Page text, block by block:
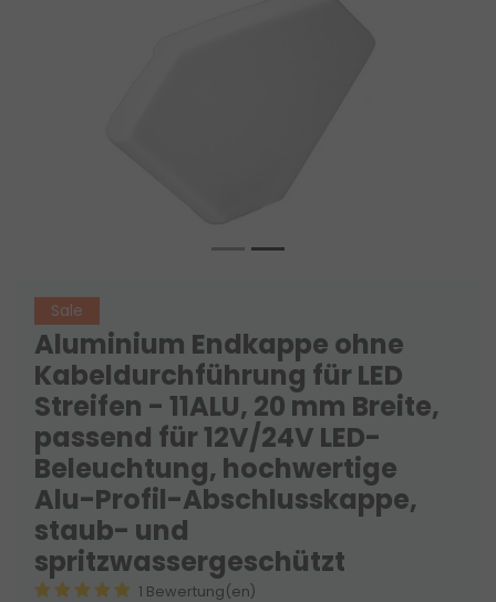
Sale
Aluminium Endkappe ohne
Kabeldurchführung für LED
Streifen - 11ALU, 20 mm Breite,
passend für 12V/24V LED-
Beleuchtung, hochwertige
Alu-Profil-Abschlusskappe,
staub- und
spritzwassergeschützt
1 Bewertung(en)